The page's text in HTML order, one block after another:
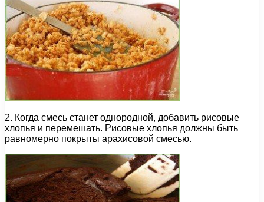
2. Когда смесь станет однородной, добавить рисовые
хлопья и перемешать. Рисовые хлопья должны быть
равномерно покрыты арахисовой смесью.